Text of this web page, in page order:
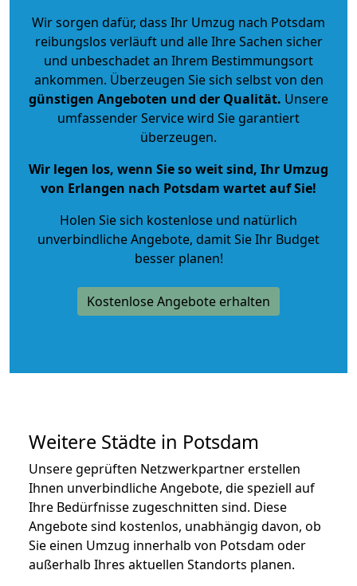
Wir sorgen dafür, dass Ihr Umzug nach Potsdam
reibungslos verläuft und alle Ihre Sachen sicher
und unbeschadet an Ihrem Bestimmungsort
ankommen. Überzeugen Sie sich selbst von den
günstigen Angeboten und der Qualität. Unsere
umfassender Service wird Sie garantiert
überzeugen.
Wir legen los, wenn Sie so weit sind, Ihr Umzug
von Erlangen nach Potsdam wartet auf Sie!
Holen Sie sich kostenlose und natürlich
unverbindliche Angebote, damit Sie Ihr Budget
besser planen!
Kostenlose Angebote erhalten
Weitere Städte in Potsdam
Unsere geprüften Netzwerkpartner erstellen
Ihnen unverbindliche Angebote, die speziell auf
Ihre Bedürfnisse zugeschnitten sind. Diese
Angebote sind kostenlos, unabhängig davon, ob
Sie einen Umzug innerhalb von Potsdam oder
außerhalb Ihres aktuellen Standorts planen.